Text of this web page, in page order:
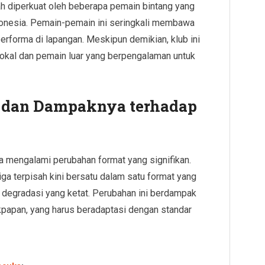
diperkuat oleh beberapa pemain bintang yang
Pemain-pemain ini seringkali membawa
di lapangan. Meskipun demikian, klub ini
dan pemain luar yang berpengalaman untuk
Dampaknya terhadap
perubahan format yang signifikan.
terpisah kini bersatu dalam satu format yang
yang ketat. Perubahan ini berdampak
yang harus beradaptasi dengan standar